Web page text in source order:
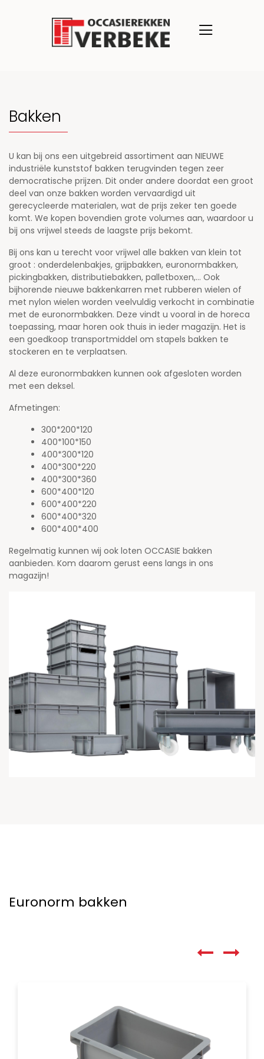
Bakken
U kan bij ons een uitgebreid assortiment aan NIEUWE
industriële kunststof bakken terugvinden tegen zeer
democratische prijzen. Dit onder andere doordat een groot
deel van onze bakken worden vervaardigd uit
gerecycleerde materialen, wat de prijs zeker ten goede
komt. We kopen bovendien grote volumes aan, waardoor u
bij ons vrijwel steeds de laagste prijs bekomt.
Bij ons kan u terecht voor vrijwel alle bakken van klein tot
groot : onderdelenbakjes, grijpbakken, euronormbakken,
pickingbakken, distributiebakken, palletboxen,... Ook
bijhorende nieuwe bakkenkarren met rubberen wielen of
met nylon wielen worden veelvuldig verkocht in combinatie
met de euronormbakken. Deze vindt u vooral in de horeca
toepassing, maar horen ook thuis in ieder magazijn. Het is
een goedkoop transportmiddel om stapels bakken te
stockeren en te verplaatsen.
Al deze euronormbakken kunnen ook afgesloten worden
met een deksel.
Afmetingen:
300*200*120
400*100*150
400*300*120
400*300*220
400*300*360
600*400*120
600*400*220
600*400*320
600*400*400
Regelmatig kunnen wij ook loten OCCASIE bakken
aanbieden. Kom daarom gerust eens langs in ons
magazijn!
Euronorm bakken